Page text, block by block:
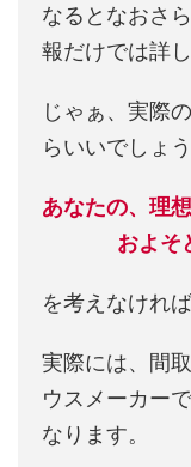
なるとなおさ
報だけでは詳
じゃぁ、実際
らいいでしょう
あなたの、理
およそ
を考えなけれ
実際には、間
ウスメーカー
なります。